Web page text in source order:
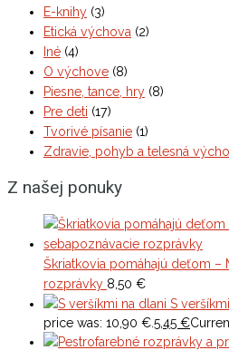
E-knihy (3)
Etická výchova (2)
Iné (4)
O výchove (8)
Piesne, tance, hry (8)
Pre deti (17)
Tvorivé písanie (1)
Zdravie, pohyb a telesná
Z našej ponuky
Škriatkovia pomáhajú deťom –
rozprávky 8,50 €
S
price was: 10,90 €.5,45 €